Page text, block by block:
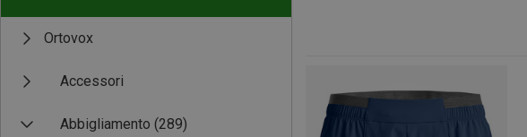
Ortovox
Accessori
Abbigliamento (289)